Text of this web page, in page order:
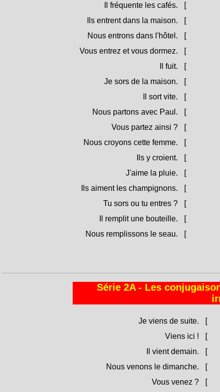
Il fréquente les cafés.
[
Ils entrent dans la maison.
[
Nous entrons dans l'hôtel.
[
Vous entrez et vous dormez.
[
Il fuit.
[
Je sors de la maison.
[
Il sort vite.
[
Nous partons avec Paul.
[
Vous partez ainsi ?
[
Nous croyons cette femme.
[
Ils y croient.
[
J'aime la pluie.
[
Ils aiment les champignons.
[
Tu sors ou tu entres ?
[
Il remplit une bouteille.
[
Nous remplissons le seau.
[
Série 2A - Les
Je viens de suite. [
Viens ici !
[
Il vient demain.
[
Nous venons le dimanche.
[
Vous venez ?
[